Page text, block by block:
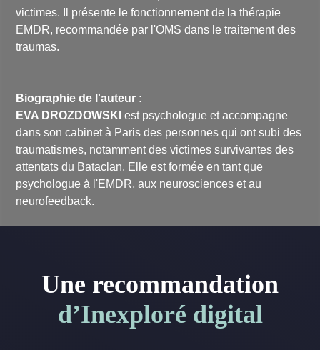
victimes. Il présente le fonctionnement de la thérapie
EMDR, recommandée par l'OMS dans le traitement des
traumas.
Biographie de l'auteur :
EVA DROZDOWSKI est psychologue et accompagne
dans son cabinet à Paris des personnes qui ont subi des
traumatismes, notamment des victimes survivantes des
attentats du Bataclan. Elle est formée en tant que
psychologue à l'EMDR, aux neurosciences et au
neurofeedback.
Une recommandation
d’Inexploré digital